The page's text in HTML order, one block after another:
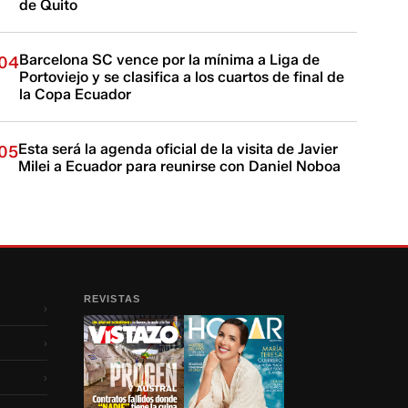
de Quito
Barcelona SC vence por la mínima a Liga de
Portoviejo y se clasifica a los cuartos de final de
la Copa Ecuador
Esta será la agenda oficial de la visita de Javier
Milei a Ecuador para reunirse con Daniel Noboa
›
›
›
REVISTAS